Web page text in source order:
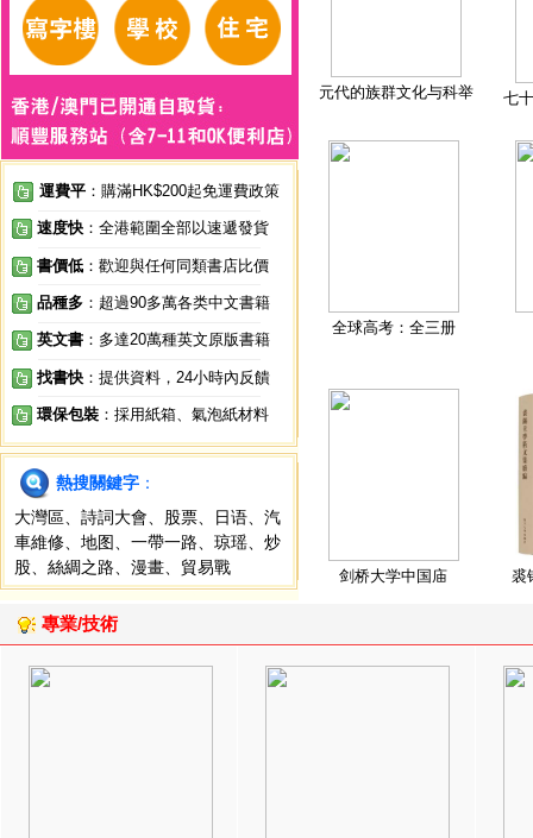
運費平 ：購滿HK$200起免運費政策
速度快 ：全港範圍全部以速遞發貨
書價低 ：歡迎與任何同類書店比價
品種多 ：超過90多萬各类中文書籍
英文書 ：多達20萬種英文原版書籍
找書快 ：提供資料，24小時內反饋
環保包裝 ：採用紙箱、氣泡紙材料
熱搜關鍵字 ：
大灣區
詩詞大會 股票 日语
汽
車維修
地图 一帶一路 琼瑶
炒
股
絲綢之路 漫畫 貿易戰
元代的族群文化与科举 七
全球高考：全三册
剑桥大学中国庙 裘
專業/技術